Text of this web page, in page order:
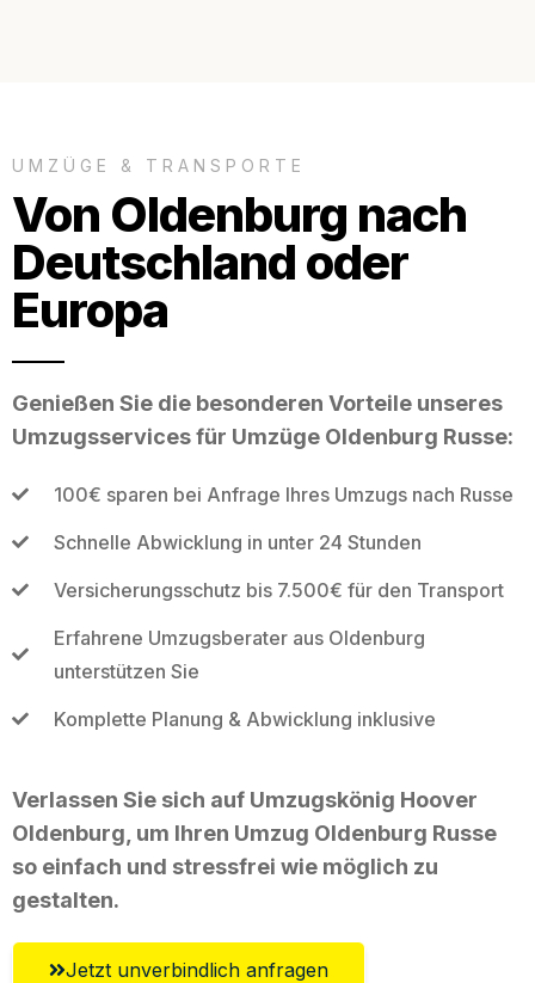
UMZÜGE & TRANSPORTE
Von Oldenburg nach
Deutschland oder
Europa
Genießen Sie die besonderen Vorteile unseres
Umzugsservices für Umzüge Oldenburg Russe:
100€ sparen bei Anfrage Ihres Umzugs nach Russe
Schnelle Abwicklung in unter 24 Stunden
Versicherungsschutz bis 7.500€ für den Transport
Erfahrene Umzugsberater aus Oldenburg
unterstützen Sie
Komplette Planung & Abwicklung inklusive
Verlassen Sie sich auf Umzugskönig Hoover
Oldenburg, um Ihren Umzug Oldenburg Russe
so einfach und stressfrei wie möglich zu
gestalten.
Jetzt unverbindlich anfragen